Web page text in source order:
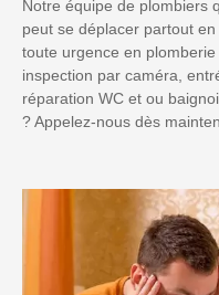
Notre équipe de plombiers
peut se déplacer partout
toute urgence en
inspection par caméra,
réparation WC et ou
? Appelez-nous dès